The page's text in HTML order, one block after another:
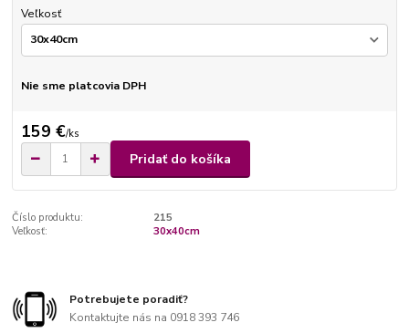
Veľkosť
Nie sme platcovia DPH
159 €/ks
Pridať do košíka
Číslo produktu:
215
Veľkosť:
30x40cm
Potrebujete poradiť?
Kontaktujte nás na 0918 393 746